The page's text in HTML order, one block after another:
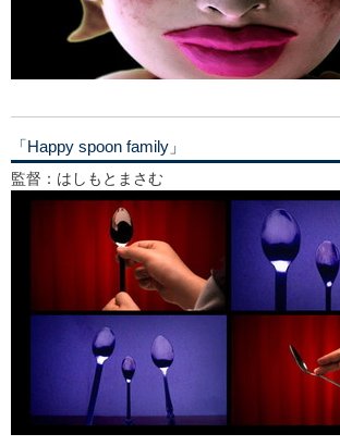
「Happy spoon family」
監督：はしもとまさむ